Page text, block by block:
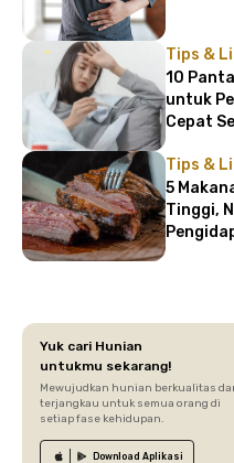
Tips &
10
untuk
Cepat
Tips &
5
Tinggi,
Yuk cari Hunian
untukmu sekarang!
Mewujudkan hunian berkualitas
terjangkau untuk semua orang di
setiap fase kehidupan.
Download Aplikasi